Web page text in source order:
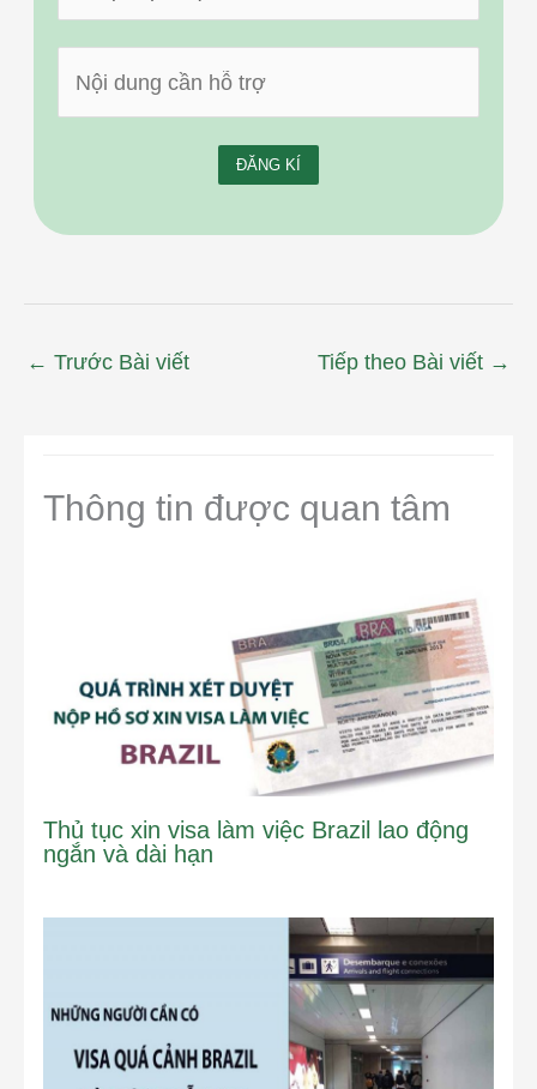
← Trước Bài viết Tiếp theo Bài viết →
Thông tin được quan tâm
Thủ tục xin visa làm việc Brazil lao động
ngắn và dài hạn